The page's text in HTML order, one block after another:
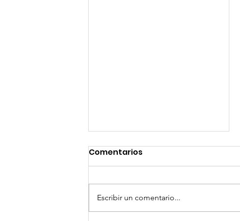
Comentarios
Escribir un comentario...